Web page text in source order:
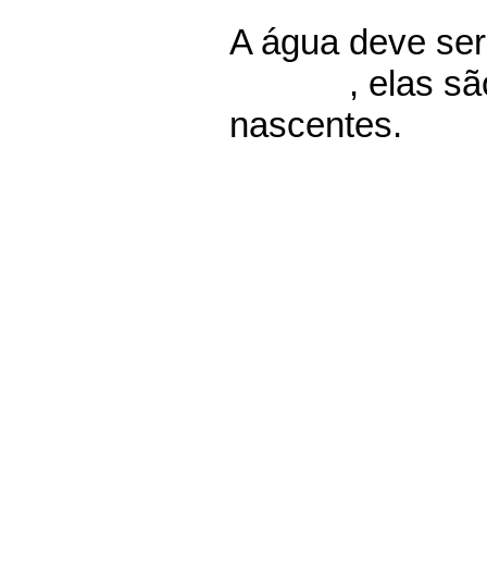
A água deve
, elas
nascentes.